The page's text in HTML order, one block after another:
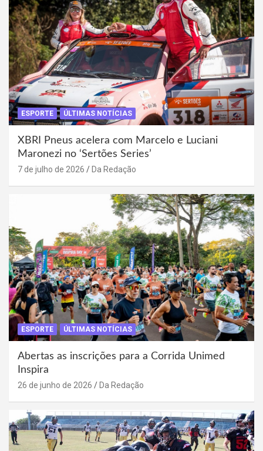
ESPORTE ÚLTIMAS NOTÍCIAS
XBRI Pneus acelera com Marcelo e Luciani
Maronezi no ‘Sertões Series’
7 de julho de 2026 Da Redação
ESPORTE ÚLTIMAS NOTÍCIAS
Abertas as inscrições para a Corrida Unimed
Inspira
26 de junho de 2026 Da Redação